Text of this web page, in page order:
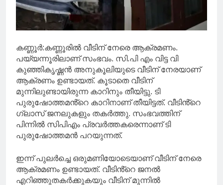
കണ്ണൂർ:കണ്ണൂരിൽ വീടിന് നേരെ ആക്രമണം.
പയ്യന്നൂരിലാണ് സംഭവം. സി.പി എം വിട്ട വി
കുഞ്ഞികൃഷ്ണൻ അനുകൂലിയുടെ വീടിന് നേരയാണ്
ആക്രണം ഉണ്ടായത്. കൂടാതെ വീടിന്
മുന്നിലുണ്ടായിരുന്ന കാറിനും തീയിട്ടു. ടി
പുരുഷോത്തമൻ്റെ കാറിനാണ് തീയിട്ടത്. വീടിൻ്റെ
ഗ്ലാസ് ജനലുകളും തകർത്തു. സംഭവത്തിന്
പിന്നിൽ സിപിഎം പ്രവർത്തകരെന്നാണ് ടി
പുരുഷോത്തമൻ പറയുന്നത്.
ഇന്ന് പുലർച്ചെ ഒരുമണിയോടെയാണ് വീടിന് നേരെ
ആക്രമണം ഉണ്ടായത്. വീടിൻ്റെ ജനൽ
എറിഞ്ഞുതകർക്കുകയും വീടിന് മുന്നിൽ